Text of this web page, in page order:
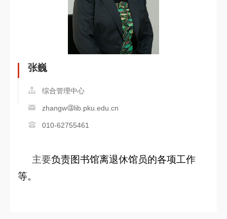
张巍
综合管理中心
zhangw lib.pku.edu.cn
010-62755461
主要负责图书馆离退休馆员的各项工作
等。